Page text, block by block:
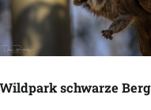
Wildpark schwarze